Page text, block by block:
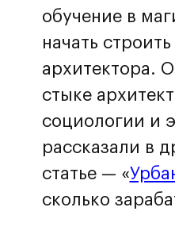
обучение в
начать
архитектора.
стыке
социологии и
рассказали в
статье — «
сколько